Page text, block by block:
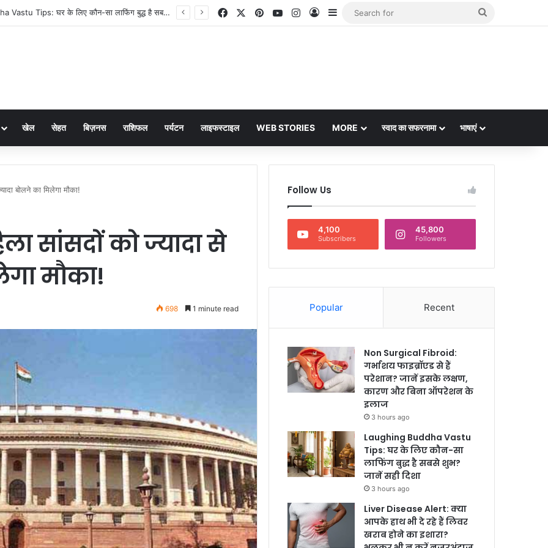
Laughing Buddha Vastu Tips: घर के लिए कौन-सा लाफिंग बुद्ध है सबसे शुभ? जानें सही दिशा FacebookPinterestYouTubeInstagram
Log InSidebar
खेल सेहत बिज़नस राशिफल पर्यटन लाइफस्टाइल WEB STORIES MORE स्वाद का सफरनामा भाषाएं
बोलने का मिलेगा मौका!
सांसदों को ज्यादा से
मौका!
698 1 minute read
Follow Us
4,100
Subscribers
45,800
Followers
Popular Recent
Non Surgical Fibroid:
गर्भाशय फाइब्रॉएड से हैं
परेशान? जानें इसके लक्षण,
कारण और बिना ऑपरेशन के
इलाज
3 hours ago
Laughing Buddha Vastu
Tips: घर के लिए कौन-सा
लाफिंग बुद्ध है सबसे शुभ?
जानें सही दिशा
3 hours ago
Liver Disease Alert: क्या
आपके हाथ भी दे रहे हैं लिवर
खराब होने का इशारा?